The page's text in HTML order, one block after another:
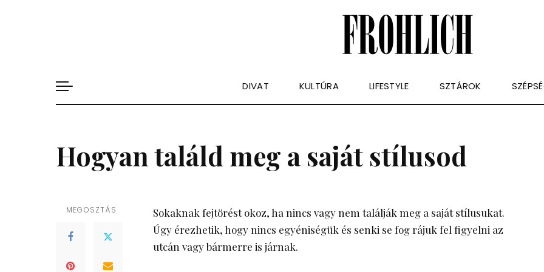
DIVAT KULTÚRA LIFESTYLE SZTÁROK
Hogyan találd meg a saját stílusod
MEGOSZTÁS
Sokaknak fejtörést okoz, ha nincs vagy nem találják meg a saját stílusukat.
Úgy érezhetik, hogy nincs egyéniségük és senki se fog rájuk fel figyelni az
utcán vagy bármerre is járnak.